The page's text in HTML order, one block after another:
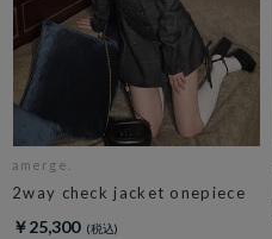
amerge.
2way check jacket onepiece
￥25,300